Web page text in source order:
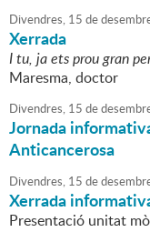
Divendres, 15 de
Xerrada
I tu, ja ets prou gran
Maresma, doctor
Divendres, 15 de
Jornada
Anticancerosa
Divendres, 15 de
Xerrada
Presentació unitat